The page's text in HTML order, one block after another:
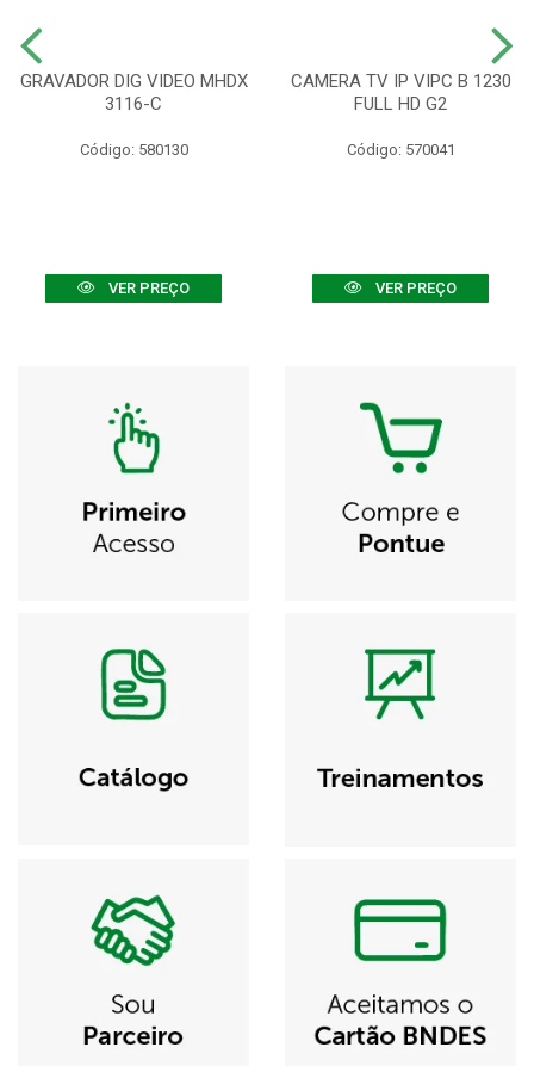
GRAVADOR DIG VIDEO MHDX
3116-C
Código: 580130
VER PREÇO
CAMERA TV IP VIPC B 1230
FULL HD G2
Código: 570041
VER PREÇO